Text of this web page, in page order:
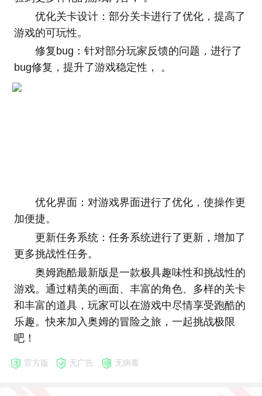
优化关卡设计：部分关卡进行了优化，提高了
游戏的可玩性。
修复bug：针对部分玩家反馈的问题，进行了
bug修复，提升了游戏稳定性， 。
优化界面：对游戏界面进行了优化，使操作更
加便捷。
更新任务系统：任务系统进行了更新，增加了
更多挑战性任务。
奥姆跑酷最新版是一款极具趣味性和挑战性的
游戏。通过精美的画面、丰富的角色、多样的关卡
和丰富的道具，玩家可以在游戏中尽情享受跑酷的
乐趣。快来加入奥姆的冒险之旅，一起挑战极限
吧！
官方版 无广告 无病毒